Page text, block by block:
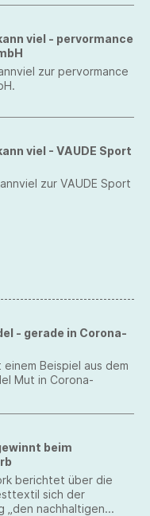
viel - pervormance
zur pervormance
viel - VAUDE Sport
zur VAUDE Sport
- gerade in Corona-
einem Beispiel aus dem
Mut in Corona-
beim
berichtet über die
sich der
„den nachhaltigen